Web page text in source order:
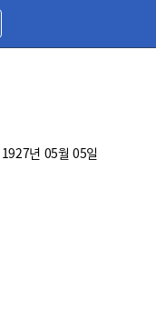
1927년 05월 05일